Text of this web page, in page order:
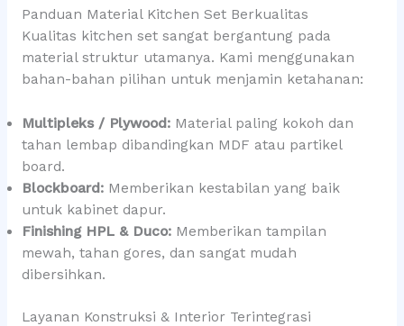
Panduan Material Kitchen Set Berkualitas
Kualitas kitchen set sangat bergantung pada
material struktur utamanya. Kami menggunakan
bahan-bahan pilihan untuk menjamin ketahanan:
Multipleks / Plywood:Material paling kokoh dan
tahan lembap dibandingkan MDF atau partikel
board.
Blockboard:Memberikan kestabilan yang baik
untuk kabinet dapur.
Finishing HPL & Duco:Memberikan tampilan
mewah, tahan gores, dan sangat mudah
dibersihkan.
Layanan Konstruksi & Interior Terintegrasi